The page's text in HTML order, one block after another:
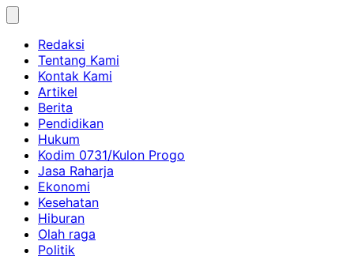
Skip
contentRedaksi
Tentang Kami
Kontak Kami
Artikel
Berita
Pendidikan
Hukum
Kodim 0731/Kulon Progo
Jasa Raharja
Ekonomi
Kesehatan
Hiburan
Olah raga
Politik